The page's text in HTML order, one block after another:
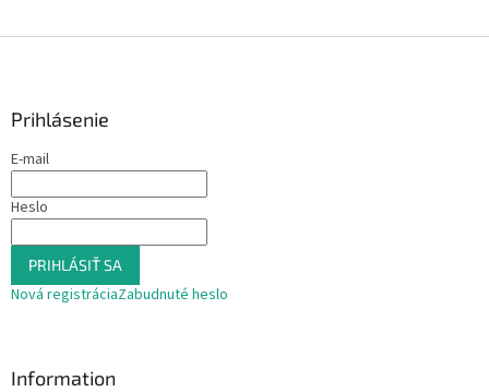
Prihlásenie
E-mail
Heslo
PRIHLÁSIŤ SA
Nová registráciaZabudnuté heslo
Information